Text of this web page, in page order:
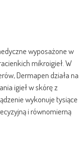
wyposażone w
mikroigieł. W
Dermapen działa na
igieł w skórę z
wykonuje tysiące
i równomierną